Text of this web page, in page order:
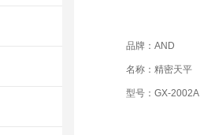
品牌：AND
名称：精密天平
型号：GX-2002A